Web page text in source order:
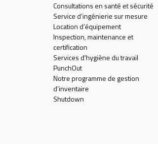
Consultations en santé et sécurité
Service d’ingénierie sur mesure
Location d’équipement
Inspection, maintenance et
certification
Services d'hygiène du travail
PunchOut
Notre programme de gestion
d’inventaire
Shutdown